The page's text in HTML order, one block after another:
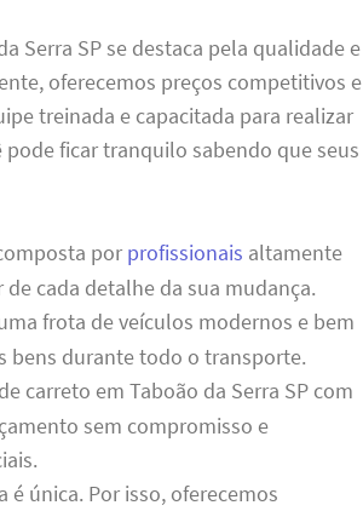
Serra SP se destaca pela qualidade e
oferecemos preços competitivos e
treinada e capacitada para realizar
ficar tranquilo sabendo que seus
por profissionais altamente
cada detalhe da sua mudança.
frota de veículos modernos e bem
bens durante todo o transporte.
carreto em Taboão da Serra SP com
sem compromisso e
é única. Por isso, oferecemos